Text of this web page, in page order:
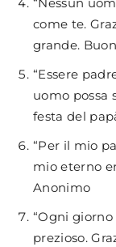
come te.
grande.
“Essere
uomo possa
festa del
“Per il mio
mio eterno
Anonimo
“Ogni
prezioso.